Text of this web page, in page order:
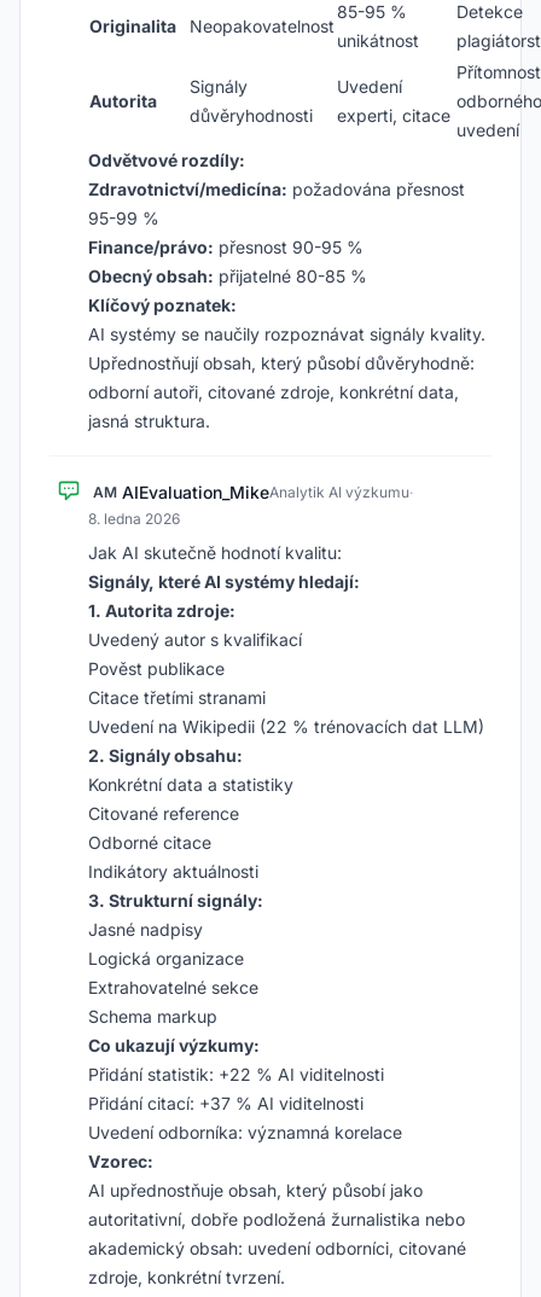
Originalita Neopakovatelnost
85-95 %
unikátnost
Detekce
Autorita
Signály
důvěryhodnosti
Uvedení
experti, citace
Přítomnost
odborného
uvedení
Odvětvové rozdíly:
Zdravotnictví/medicína: požadována přesnost
95-99 %
Finance/právo: přesnost 90-95 %
Obecný obsah: přijatelné 80-85 %
Klíčový poznatek:
AI systémy se naučily rozpoznávat signály kvality.
Upřednostňují obsah, který působí důvěryhodně:
odborní autoři, citované zdroje, konkrétní data,
jasná struktura.
AM AIEvaluation_MikeAnalytik AI výzkumu·
8. ledna 2026
Jak AI skutečně hodnotí kvalitu:
Signály, které AI systémy hledají:
1. Autorita zdroje:
Uvedený autor s kvalifikací
Pověst publikace
Citace třetími stranami
Uvedení na Wikipedii (22 % trénovacích dat LLM)
2. Signály obsahu:
Konkrétní data a statistiky
Citované reference
Odborné citace
Indikátory aktuálnosti
3. Strukturní signály:
Jasné nadpisy
Logická organizace
Extrahovatelné sekce
Schema markup
Co ukazují výzkumy:
Přidání statistik: +22 % AI viditelnosti
Přidání citací: +37 % AI viditelnosti
Uvedení odborníka: významná korelace
Vzorec:
AI upřednostňuje obsah, který působí jako
autoritativní, dobře podložená žurnalistika nebo
akademický obsah: uvedení odborníci, citované
zdroje, konkrétní tvrzení.